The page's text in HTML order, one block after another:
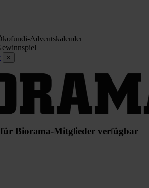
Adventskalender
×
Biorama-Mitglieder verfügbar